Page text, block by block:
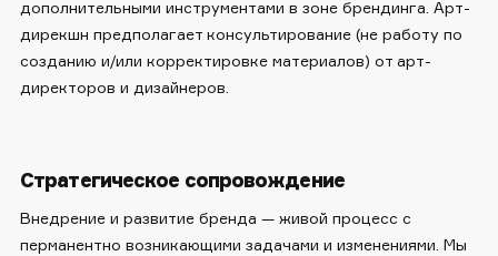
дополнительными инструментами в зоне брендинга. Арт-
дирекшн предполагает консультирование (не работу по
созданию и/или корректировке материалов) от арт-
директоров и дизайнеров.
Стратегическое сопровождение
Внедрение и развитие бренда — живой процесс с
перманентно возникающими задачами и изменениями. Мы